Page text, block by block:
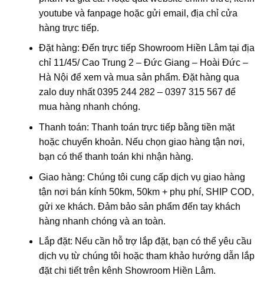
youtube và fanpage hoặc gửi email, địa chỉ cửa
hàng trực tiếp.
Đặt hàng: Đến trực tiếp Showroom Hiền Lâm tại địa
chỉ 11/45/ Cao Trung 2 – Đức Giang – Hoài Đức –
Hà Nội để xem và mua sản phẩm. Đặt hàng qua
zalo duy nhất 0395 244 282 – 0397 315 567 để
mua hàng nhanh chóng.
Thanh toán: Thanh toán trực tiếp bằng tiền mặt
hoặc chuyển khoản. Nếu chọn giao hàng tận nơi,
bạn có thể thanh toán khi nhận hàng.
Giao hàng: Chúng tôi cung cấp dịch vụ giao hàng
tận nơi bán kính 50km, 50km + phụ phí, SHIP COD,
gửi xe khách. Đảm bảo sản phẩm đến tay khách
hàng nhanh chóng và an toàn.
Lắp đặt: Nếu cần hỗ trợ lắp đặt, bạn có thể yêu cầu
dịch vụ từ chúng tôi hoặc tham khảo hướng dẫn lắp
đặt chi tiết trên kênh Showroom Hiền Lâm.